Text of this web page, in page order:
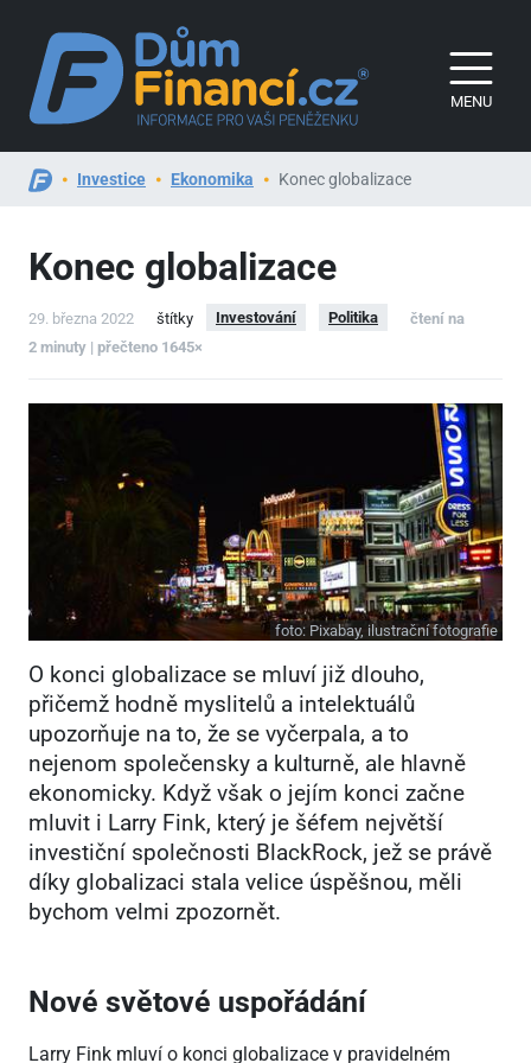
MENU
Investice Ekonomika Konec globalizace
Konec globalizace
29. března 2022 štítky Investování Politika
čtení na
2 minuty | přečteno 1645×
foto: Pixabay, ilustrační fotografie
O konci globalizace se mluví již dlouho,
přičemž hodně myslitelů a intelektuálů
upozorňuje na to, že se vyčerpala, a to
nejenom společensky a kulturně, ale hlavně
ekonomicky. Když však o jejím konci začne
mluvit i Larry Fink, který je šéfem největší
investiční společnosti BlackRock, jež se právě
díky globalizaci stala velice úspěšnou, měli
bychom velmi zpozornět.
Nové světové uspořádání
Larry Fink mluví o konci globalizace v pravidelném